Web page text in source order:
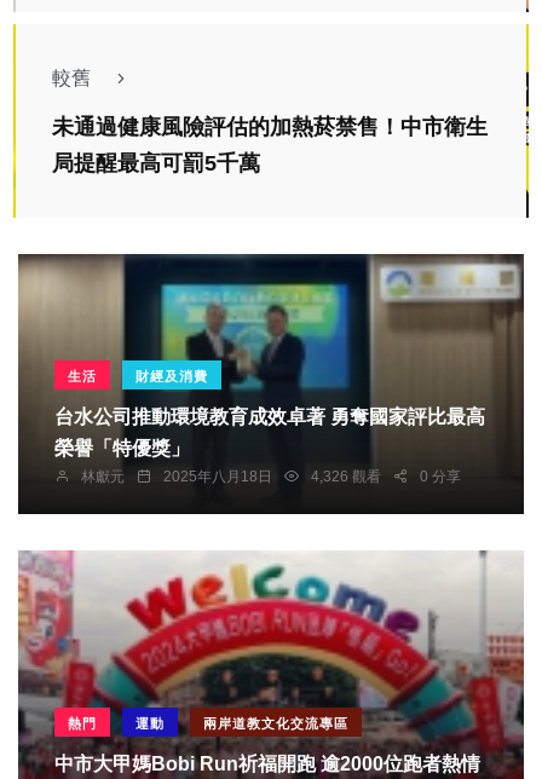
較舊
未通過健康風險評估的加熱菸禁售！中市衛生
局提醒最高可罰5千萬
生活 財經及消費
台水公司推動環境教育成效卓著 勇奪國家評比最高
榮譽「特優獎」
林獻元 2025年八月18日 4,326 觀看 0 分享
熱門 運動 兩岸道教文化交流專區
中市大甲媽Bobi Run祈福開跑 逾2000位跑者熱情